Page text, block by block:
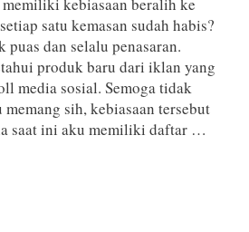
satu kemasan sudah habis?
puas dan selalu penasaran.
produk baru dari iklan yang
media sosial. Semoga tidak
sih, kebiasaan tersebut
saat ini aku memiliki daftar …